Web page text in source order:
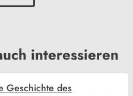
interessieren
Geschichte des